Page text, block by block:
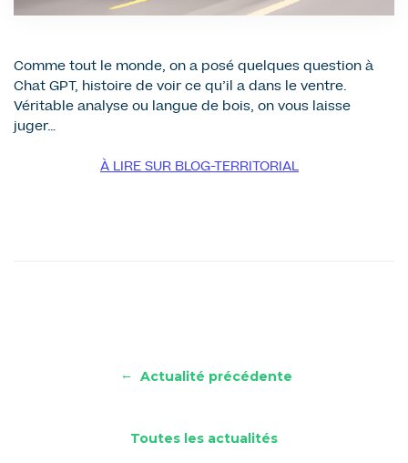
Comme tout le monde, on a posé quelques question à
Chat GPT, histoire de voir ce qu’il a dans le ventre.
Véritable analyse ou langue de bois, on vous laisse
juger…
À LIRE SUR BLOG-TERRITORIAL
← Actualité précédente
Toutes les actualités